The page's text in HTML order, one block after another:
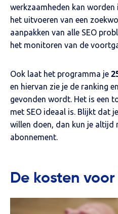
werkzaamheden kan worden
het uitvoeren van een
aanpakken van alle SEO
het monitoren van de
Ook laat het programma je
en hiervan zie je de ranking
gevonden wordt. Het is een
met SEO ideaal is. Blijkt dat
willen doen, dan kun je altijd
abonnement.
De kosten